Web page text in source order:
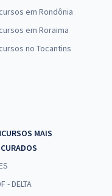
em Rondônia
em Roraima
no Tocantins
MAIS
- DELTA